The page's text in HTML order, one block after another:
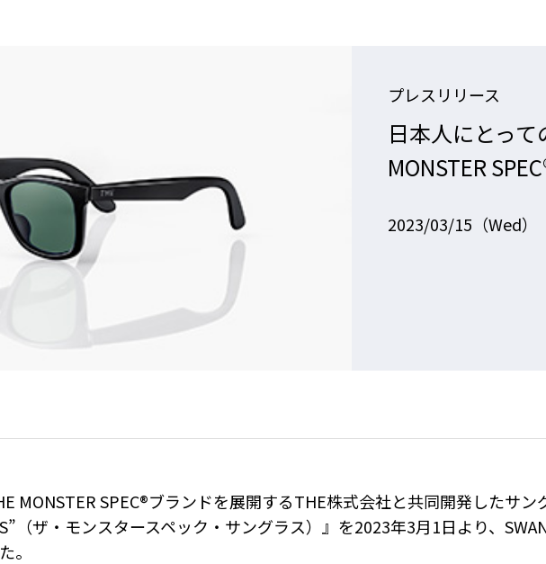
プレスリリース
日本人にとっ
MONSTER
2023/03/15（Wed）
MONSTER SPEC®ブランドを展開するTHE株式会社と共同開発したサン
（ザ・モンスタースペック・サングラス）』を2023年3月1日より、
。